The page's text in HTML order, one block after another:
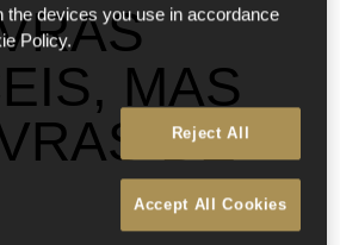
MAS
DE
the devices you use in accordance
Policy.
Reject All
Accept All Cookies